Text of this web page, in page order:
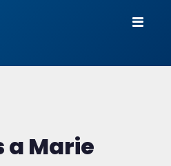
a Marie